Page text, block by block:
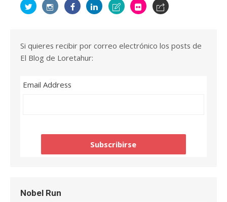
Si quieres recibir por correo electrónico los posts de
El Blog de Loretahur:
Email Address
Nobel Run